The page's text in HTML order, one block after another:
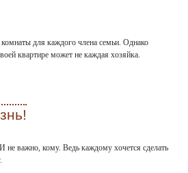
для каждого члена семьи. Однако
квартире может не каждая хозяйка.
не важно, кому. Ведь каждому хочется сделать